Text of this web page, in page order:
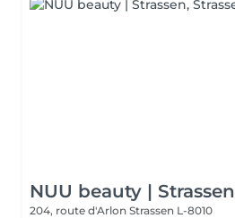
NUU beauty | Strassen
204, route d'Arlon Strassen L-8010